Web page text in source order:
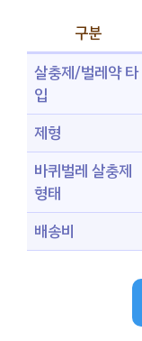
구분
살충제/벌레약 타
입
제형
바퀴벌레 살충제
형태
배송비